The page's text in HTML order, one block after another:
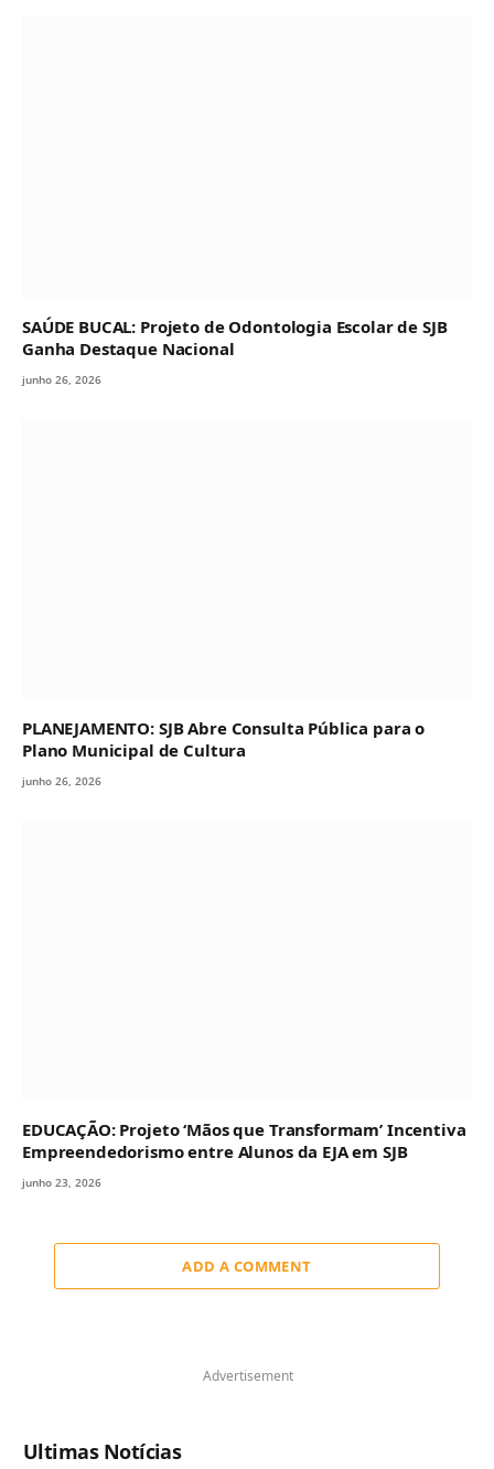
SAÚDE BUCAL: Projeto de Odontologia Escolar de SJB
Ganha Destaque Nacional
junho 26, 2026
PLANEJAMENTO: SJB Abre Consulta Pública para o
Plano Municipal de Cultura
junho 26, 2026
EDUCAÇÃO: Projeto ‘Mãos que Transformam’ Incentiva
Empreendedorismo entre Alunos da EJA em SJB
junho 23, 2026
ADD A COMMENT
Advertisement
Ultimas Notícias